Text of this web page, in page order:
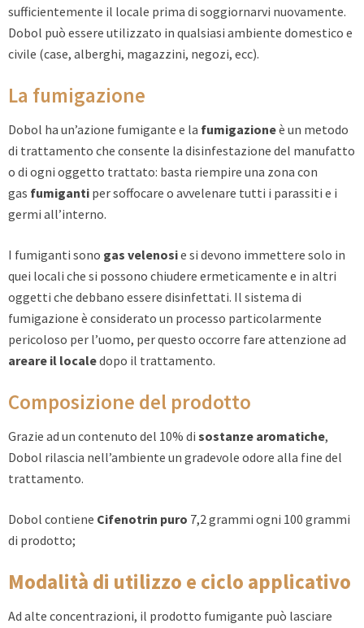
sufficientemente il locale prima di soggiornarvi nuovamente.
Dobol può essere utilizzato in qualsiasi ambiente domestico e
civile (case, alberghi, magazzini, negozi, ecc).
La fumigazione
Dobol ha un’azione fumigante e la fumigazioneè un metodo
di trattamento che consente la disinfestazione del manufatto
o di ogni oggetto trattato: basta riempire una zona con
gas fumiganti per soffocare o avvelenare tutti i parassiti e i
germi all’interno.
I fumiganti sono gas velenosie si devono immettere solo in
quei locali che si possono chiudere ermeticamente e in altri
oggetti che debbano essere disinfettati. Il sistema di
fumigazione è considerato un processo particolarmente
pericoloso per l’uomo, per questo occorre fare attenzione ad
areare il localedopo il trattamento.
Composizione del prodotto
Grazie ad un contenuto del 10% di sostanze aromatiche,
Dobol rilascia nell’ambiente un gradevole odore alla fine del
trattamento.
Dobol contiene Cifenotrin puro 7,2 grammi ogni 100 grammi
di prodotto;
Modalità di utilizzo e ciclo applicativo
Ad alte concentrazioni, il prodotto fumigante può lasciare